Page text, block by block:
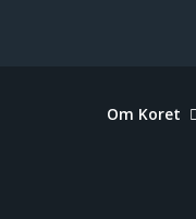
Om Koret